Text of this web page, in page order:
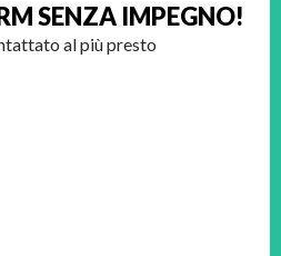
SENZA IMPEGNO!
al più presto